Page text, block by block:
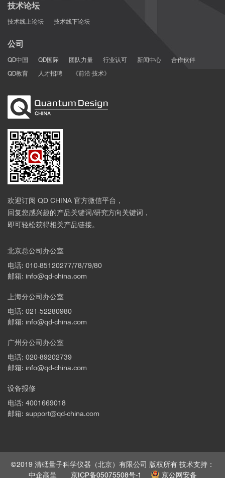
图一 四片式变形微机械的设计 a.磁体磁态随尺寸增大的示意图：i.
超顺磁性；ii.室温下稳定的单畴；iii.多畴态。b. 顶部，四个面板微机
械，面板I上有520 nm×60 nm（I型）纳米磁体阵列，面板II上有
398 nm×80 nm（II型）纳米磁体阵列；底部，纳米磁体阵列的相应
SEM图像。c. 体积相同但长宽比不同的单畴纳米磁体的磁光克尔效
示意图。e. 应用控制磁场B=15 mT时的磁性结构（I型和II型纳米磁
体）和微机械折叠行为示意图，光学显微镜图像显示了所制造器件
的四种不同结构。从左到右，上/下折叠的面板数为4/0、3/1、
文章中，作者使用了英国Durham Magneto Optics Ltd.公司的
线测试，同时使用该设备的电磁铁产生的磁场对纳米磁体阵列进行
了编程。NanoMOKE3可以进行微区的超高灵敏度测试，在本工作
中，作者通过激光聚焦在不同的纳米磁体上获得对应的磁滞回线，
https://qd-china.com/zh/news/detail/2107151394582
► 不同的颜色代表不同的磁畴，利用NanoMOKE3可以观测动态磁
畴
mapping各项异性
技术论坛
技术线上论坛 技术线下论坛
公司
QD中国 QD国际 团队力量 行业认可 新闻中心
合作伙伴
QD教育
人才招聘 《前沿·技术》
欢迎订阅 QD CHINA 官方微信平台，
回复您感兴趣的产品关键词/研究方向关键词，
即可轻松获得相关产品链接。
北京总公司办公室
电话: 010-85120277/78/79/80
邮箱: info@qd-china.com
上海分公司办公室
电话: 021-52280980
邮箱: info@qd-china.com
广州分公司办公室
电话: 020-89202739
邮箱: info@qd-china.com
设备报修
电话: 4001669018
邮箱: support@qd-china.com
©2019 清砥量子科学仪器（北京）有限公司 版权所有 技术支持：
中企高呈 京ICP备05075508号-1 京公网安备